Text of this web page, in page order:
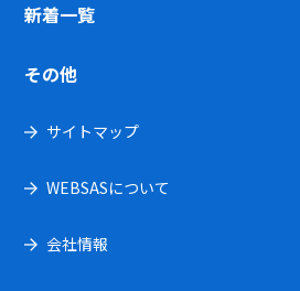
新着一覧
その他
サイトマップ
WEBSASについて
会社情報